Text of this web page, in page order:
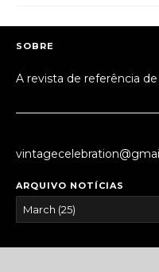
SOBRE
A revista de referência
ARQUIVO NOTÍCIAS